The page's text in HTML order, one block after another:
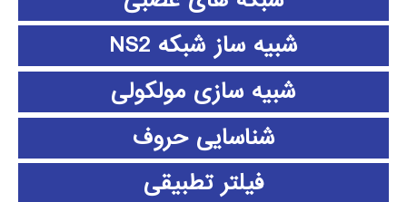
شبیه ساز شبکه NS2
شبیه سازی مولکولی
شناسایی حروف
فیلتر تطبیقی